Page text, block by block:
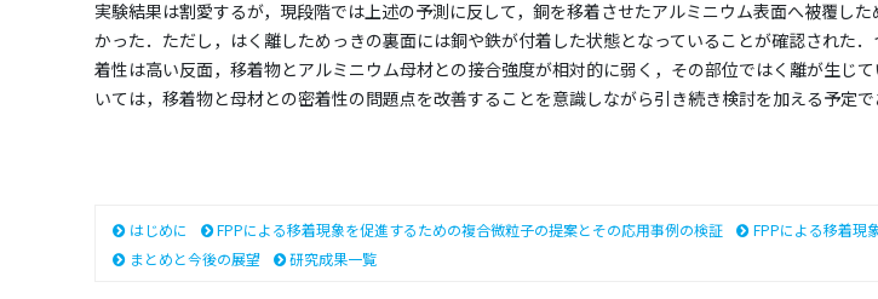
実験結果は割愛するが，現段階では上述の予測に反して，銅を移着させたアルミニウム表面へ被覆し
かった．ただし，はく離しためっきの裏面には銅や鉄が付着した状態となっていることが確認された
着性は高い反面，移着物とアルミニウム母材との接合強度が相対的に弱く，その部位ではく離が生じ
いては，移着物と母材との密着性の問題点を改善することを意識しながら引き続き検討を加える予定で
はじめに FPPによる移着現象を促進するための複合微粒子の提案とその応用事例の検証
FPPによる移着現
まとめと今後の展望
研究成果一覧